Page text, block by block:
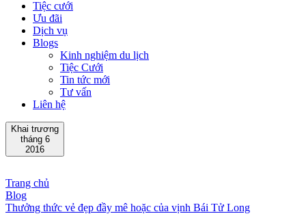
Tiệc cưới
Ưu đãi
Dịch vụ
Blogs
Kinh nghiệm du lịch
Tiệc Cưới
Tin tức mới
Tư vấn
Liên hệ
Khai trương
tháng 6
2016
Trang chủ
Blog
Thưởng thức vẻ đẹp đầy mê hoặc của vịnh Bái Tử Long